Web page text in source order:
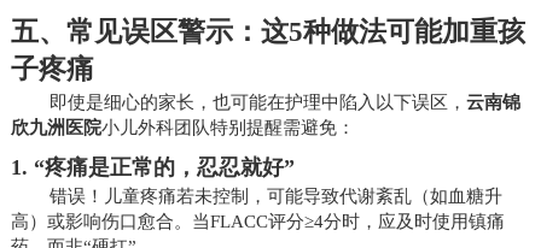
五、常见误区警示：这5种做法可能加重孩
子疼痛
即使是细心的家长，也可能在护理中陷入以下误区， 云南锦
欣九洲医院小儿外科团队特别提醒需避免：
1. “疼痛是正常的，忍忍就好”
错误！儿童疼痛若未控制，可能导致代谢紊乱（如血糖升
高）或影响伤口愈合。当FLACC评分≥4分时，应及时使用镇痛